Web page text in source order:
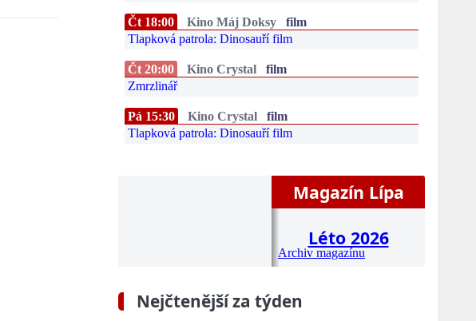
Čt 18:00 Kino Máj Doksy
film
Tlapková patrola: Dinosauří film
Čt 20:00 Kino Crystal
film
Zmrzlinář
Pá 15:30 Kino Crystal
film
Tlapková patrola: Dinosauří film
Magazín Lípa
Léto 2026
Archiv magazínu
Nejčtenější za týden